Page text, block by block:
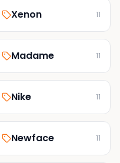
Xenon 11
Madame 11
Nike 11
Newface 11